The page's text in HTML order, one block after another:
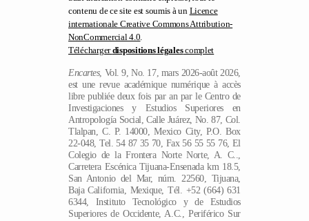
internationale Creative Commons Attribution-
NonCommercial 4.0.
Télécharger
dispositions légales
Encartes, Vol. 9, No. 17, mars 2026-août 2026,
libre publiée deux fois par an par le Centro de
Investigaciones y Estudios Superiores en
Antropología Social, Calle Juárez, No. 87, Col.
Tlalpan, C. P. 14000, Mexico City, P.O. Box
22-048, Tel. 54 87 35 70, Fax 56 55 55 76, El
Colegio de la Frontera Norte Norte, A. C..,
Carretera Escénica Tijuana-Ensenada km 18.5,
San Antonio del Mar, núm. 22560, Tijuana,
Baja California, Mexique, Tél. +52 (664) 631
6344, Instituto Tecnológico y de Estudios
Superiores de Occidente, A.C., Periférico Sur
Manuel Gómez Morin, núm. 8585,